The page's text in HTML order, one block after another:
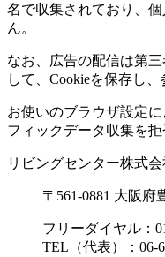
名で収集されており、
ん。
なお、広告の配信は第
して、Cookieを保存し
お使いのブラウザ設定
フィックデータ収集を拒
リビングセンター株式会
〒561-0881 大阪府
フリーダイヤル：
TEL（代表）：06-